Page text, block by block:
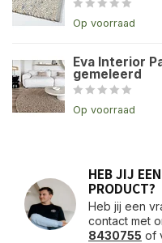
Op voorraad
Eva Interior
gemeleerd
Op voorraad
HEB JIJ
PRODUCT?
Heb jij een
contact met
8430755 of